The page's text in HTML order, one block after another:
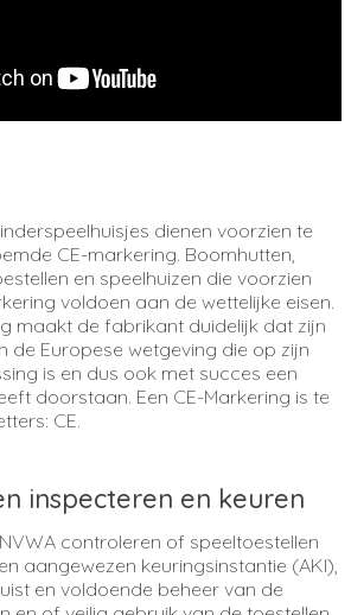
dienen voorzien te
CE-markering. Boomhutten,
en speelhuizen die voorzien
voldoen aan de wettelijke eisen.
maakt de fabrikant duidelijk dat zijn
de Europese wetgeving die op zijn
is en dus ook met succes een
doorstaan. Een CE-Markering is te
CE.
inspecteren en keuren
controleren of speeltoestellen
aangewezen keuringsinstantie (AKI),
en voldoende beheer van de